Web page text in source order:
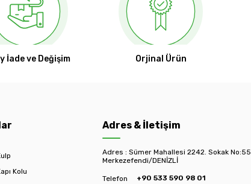
İade ve Değişim Orjinal Ürün
Kolu
Adres & İletişim
Adres : Sümer Mahallesi 2242. Sokak No:55
Merkezefendi/DENİZLİ
Telefon +90 533 590 98 01